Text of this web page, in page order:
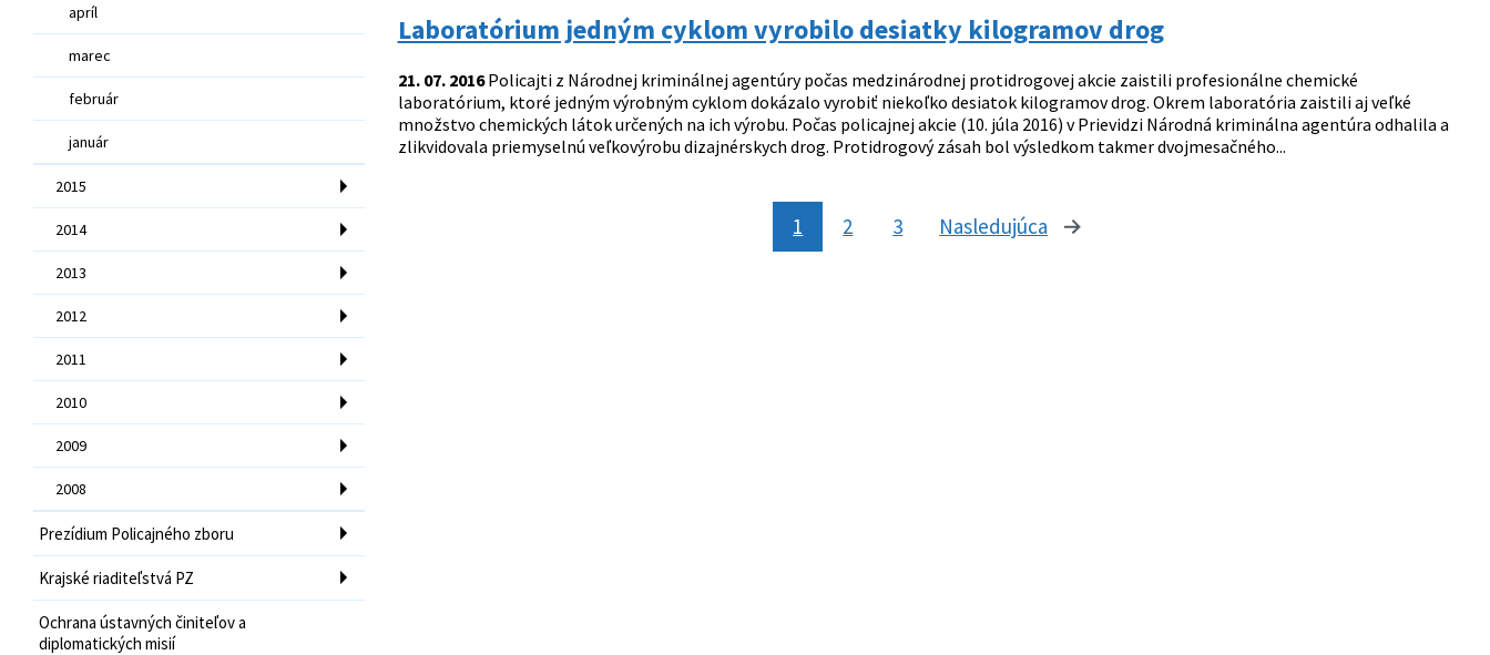
apríl
marec
február
január
2015
2014
2013
2012
2011
2010
2009
2008
Prezídium Policajného zboru
Krajské riaditeľstvá PZ
Ochrana ústavných činiteľov a
diplomatických misií
Laboratórium jedným cyklom vyrobilo desiatky kilogramov drog
21. 07. 2016Policajti z Národnej kriminálnej agentúry počas medzinárodnej protidrogovej akcie zaistili profesionálne chemické
laboratórium, ktoré jedným výrobným cyklom dokázalo vyrobiť niekoľko desiatok kilogramov drog. Okrem laboratória zaistili aj veľké
množstvo chemických látok určených na ich výrobu. Počas policajnej akcie (10. júla 2016) v Prievidzi Národná kriminálna agentúra odhalila a
zlikvidovala priemyselnú veľkovýrobu dizajnérskych drog. Protidrogový zásah bol výsledkom takmer dvojmesačného...
1 2 3 Nasledujúca stránka